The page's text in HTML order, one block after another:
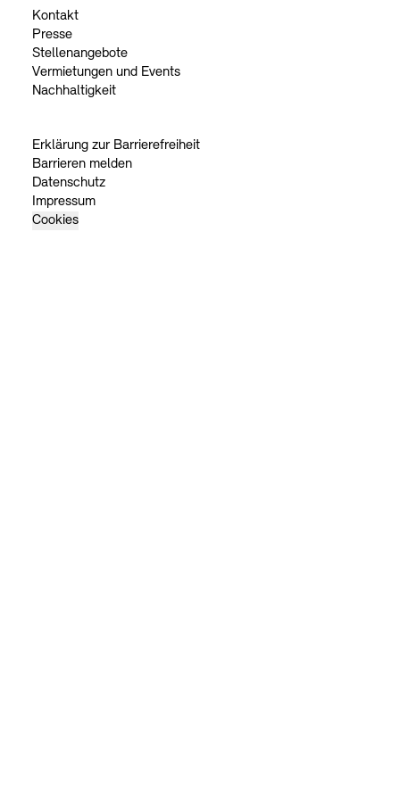
Kontakt
Presse
Stellenangebote
Vermietungen und Events
Nachhaltigkeit
Erklärung zur Barrierefreiheit
Barrieren melden
Datenschutz
Impressum
Cookies